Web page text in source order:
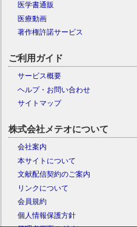
医学書通販
医療動画
著作権許諾サービス
ご利用ガイド
サービス概要
ヘルプ・お問い合わせ
サイトマップ
株式会社メテオについて
会社案内
本サイトについて
文献配信契約のご案内
リンクについて
会員規約
個人情報保護方針